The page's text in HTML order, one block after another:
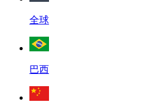
全球
巴西